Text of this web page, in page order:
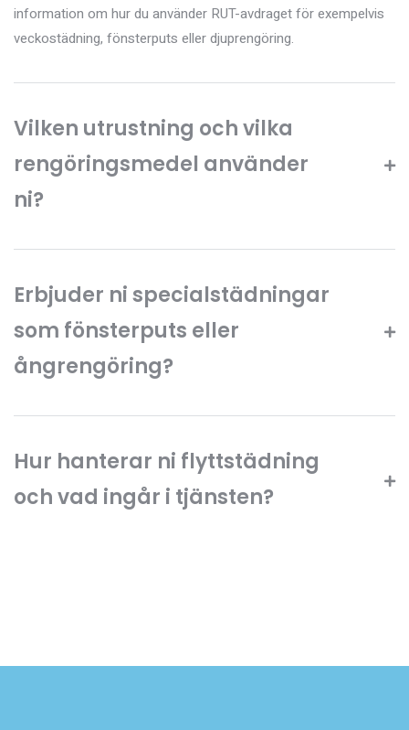
information om hur du använder RUT-avdraget för exempelvis
veckostädning, fönsterputs eller djuprengöring.
Vilken utrustning och vilka
rengöringsmedel använder
ni?
Erbjuder ni specialstädningar
som fönsterputs eller
ångrengöring?
Hur hanterar ni flyttstädning
och vad ingår i tjänsten?